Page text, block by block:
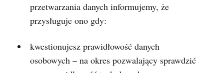
przetwarzania danych informujemy, że
przysługuje ono gdy:
kwestionujesz prawidłowość danych
osobowych – na okres pozwalający sprawdzić